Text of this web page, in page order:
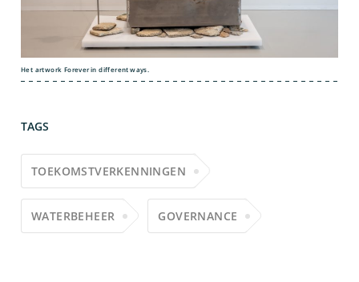
Het artwork Forever in different ways.
TAGS
TOEKOMSTVERKENNINGEN
WATERBEHEER GOVERNANCE